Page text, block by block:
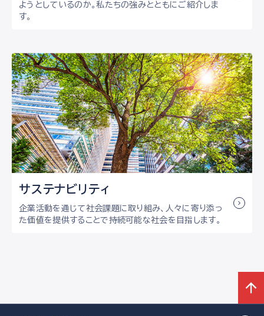
ようとしているのか。私たちの強みとともにご紹介しま
す。
サステナビリティ
企業活動を通じて社会課題に取り組み、人々に寄り添っ
た価値を提供することで持続可能な社会を目指します。